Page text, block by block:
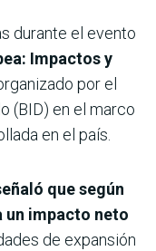
durante el evento
Impactos y
por el
(BID) en el marco
en el país.
que según
un impacto neto
de expansión